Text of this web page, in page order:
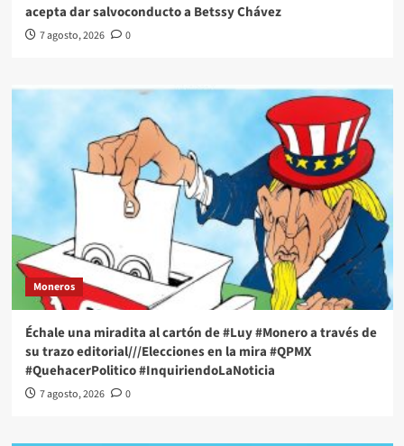
acepta dar salvoconducto a Betssy Chávez
7 agosto, 2026 0
Moneros
Échale una miradita al cartón de #Luy #Monero a través de
su trazo editorial///Elecciones en la mira #QPMX
#QuehacerPolitico #InquiriendoLaNoticia
7 agosto, 2026 0